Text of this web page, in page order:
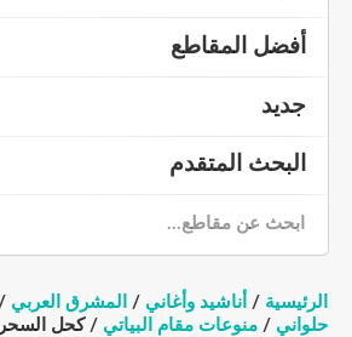
أفضل المقاطع
جديد
البحث المتقدم
الرئيسية / أناشيد وأغاني / المشرق العربي /
حلواني / منوعات مقام البياتي / كحل السحر